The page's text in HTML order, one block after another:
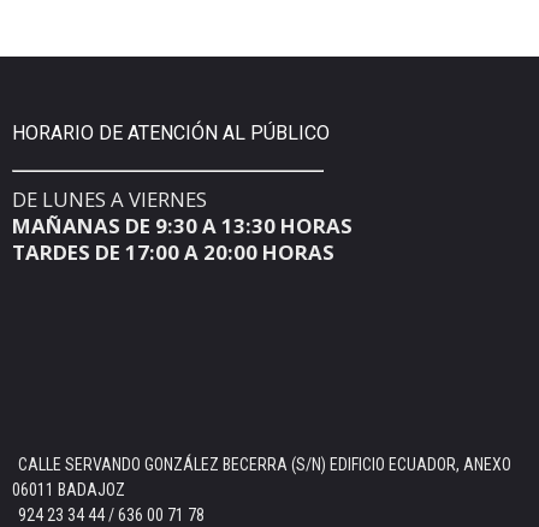
HORARIO DE ATENCIÓN AL PÚBLICO
DE LUNES A VIERNES
MAÑANAS DE 9:30 A 13:30 HORAS
TARDES DE 17:00 A 20:00 HORAS
CALLE SERVANDO GONZÁLEZ BECERRA (S/N) EDIFICIO ECUADOR, ANEXO
06011 BADAJOZ
924 23 34 44 / 636 00 71 78